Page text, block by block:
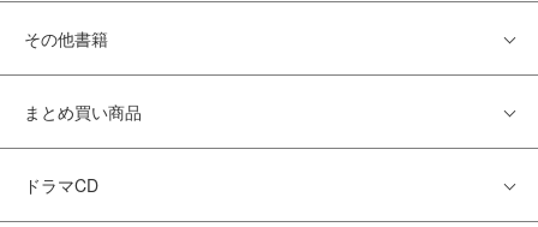
その他書籍
まとめ買い商品
ドラマCD